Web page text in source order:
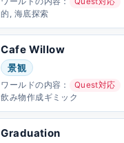
的, 海底探索
Cafe Willow
景観
ワールドの内容： Quest対応
飲み物作成ギミック
Graduation